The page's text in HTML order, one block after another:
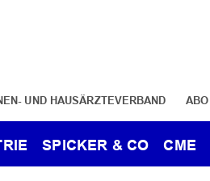
UND HAUSÄRZTEVERBAND ABO
SPICKER & CO CME